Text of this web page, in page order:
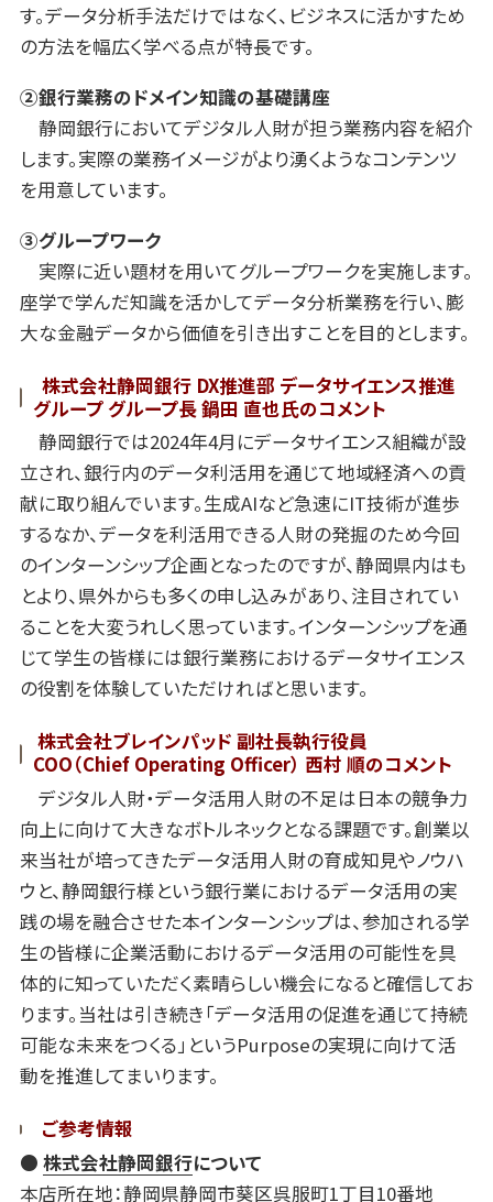
す。データ分析手法だけではなく、ビジネスに活かすため
の方法を幅広く学べる点が特長です。
②銀行業務のドメイン知識の基礎講座
静岡銀行においてデジタル人財が担う業務内容を紹介
します。実際の業務イメージがより湧くようなコンテンツ
を用意しています。
③グループワーク
実際に近い題材を用いてグループワークを実施します。
座学で学んだ知識を活かしてデータ分析業務を行い、膨
大な金融データから価値を引き出すことを目的とします。
株式会社静岡銀行 DX推進部 データサイエンス推進
グループ グループ長 鍋田 直也氏のコメント
静岡銀行では2024年4月にデータサイエンス組織が設
立され、銀行内のデータ利活用を通じて地域経済への貢
献に取り組んでいます。生成AIなど急速にIT技術が進歩
するなか、データを利活用できる人財の発掘のため今回
のインターンシップ企画となったのですが、静岡県内はも
とより、県外からも多くの申し込みがあり、注目されてい
ることを大変うれしく思っています。インターンシップを通
じて学生の皆様には銀行業務におけるデータサイエンス
の役割を体験していただければと思います。
株式会社ブレインパッド 副社長執行役員
COO（Chief Operating Officer） 西村 順のコメント
デジタル人財・データ活用人財の不足は日本の競争力
向上に向けて大きなボトルネックとなる課題です。創業以
来当社が培ってきたデータ活用人財の育成知見やノウハ
ウと、静岡銀行様という銀行業におけるデータ活用の実
践の場を融合させた本インターンシップは、参加される学
生の皆様に企業活動におけるデータ活用の可能性を具
体的に知っていただく素晴らしい機会になると確信してお
ります。当社は引き続き「データ活用の促進を通じて持続
可能な未来をつくる」というPurposeの実現に向けて活
動を推進してまいります。
ご参考情報
● 株式会社静岡銀行について
本店所在地：静岡県静岡市葵区呉服町1丁目10番地